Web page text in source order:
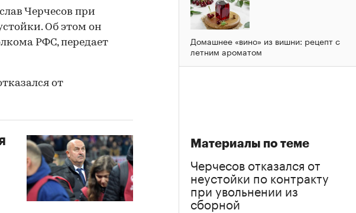
Черчесов при
Об этом он
РФС, передает
от
Домашнее «вино» из вишни: рецепт с
летним ароматом
Материалы по теме
Черчесов отказался от
неустойки по контракту
при увольнении из
сборной